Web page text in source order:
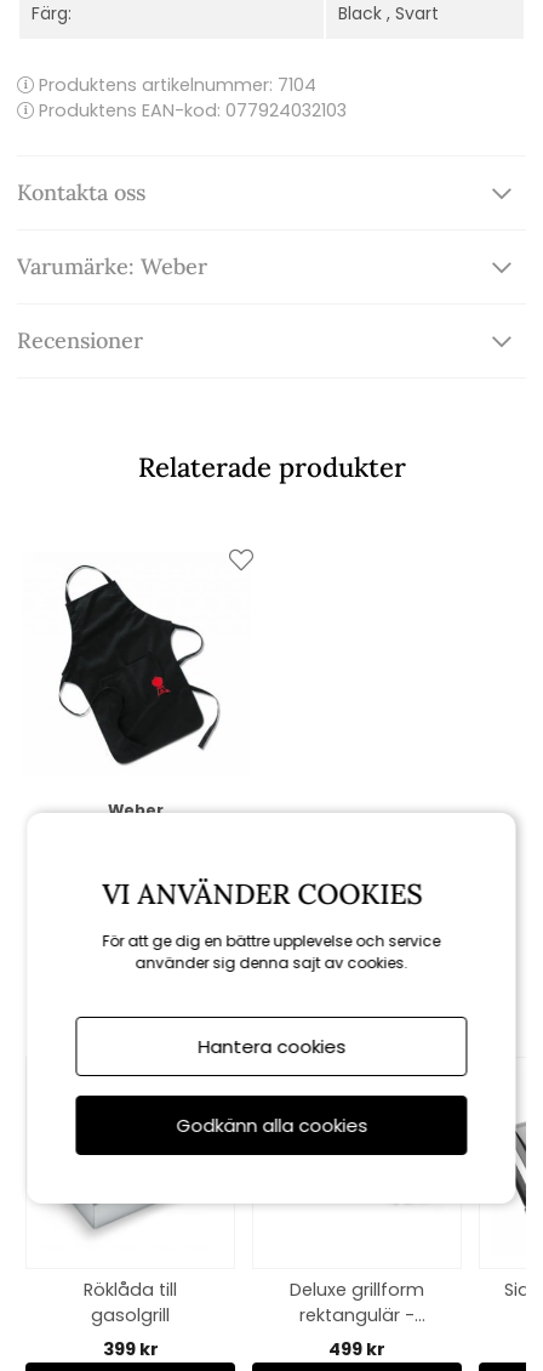
Färg: Black , Svart
Produktens artikelnummer: 7104
Produktens EAN-kod: 077924032103
Kontakta oss
Varumärke: Weber
Recensioner
Relaterade produkter
Weber
329 kr
Röklåda till
gasolgrill
399 kr
Deluxe grillform
rektangulär -
stainless steel
499 kr
VI ANVÄNDER COOKIES
För att ge dig en bättre upplevelse och service
använder sig denna sajt av cookies.
Hantera cookies
Godkänn alla cookies